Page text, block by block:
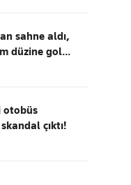
sahne aldı,
düzine gol...
otobüs
çıktı!